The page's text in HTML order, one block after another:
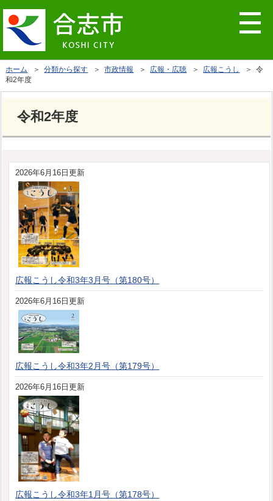
ホーム ＞分類から探す ＞市政情報 ＞ 広報・広聴 ＞ 広報こうし
＞ 令
和2年度
令和2年度
2026年6月16日更新
広報こうし令和3年3月号（第180号）
2026年6月16日更新
広報こうし令和3年2月号（第179号）
2026年6月16日更新
広報こうし令和3年1月号（第178号）